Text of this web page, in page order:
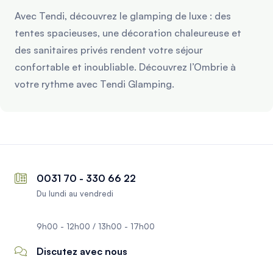
Avec Tendi, découvrez le glamping de luxe : des
tentes spacieuses, une décoration chaleureuse et
des sanitaires privés rendent votre séjour
confortable et inoubliable. Découvrez l’Ombrie à
votre rythme avec Tendi Glamping.
0031 70 - 330 66 22
Du lundi au vendredi
9h00 - 12h00 / 13h00 - 17h00
Discutez avec nous